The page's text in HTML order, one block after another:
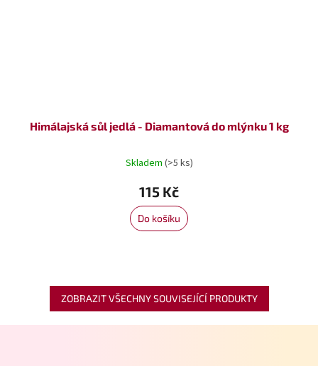
Himálajská sůl jedlá - Diamantová do mlýnku 1 kg
Skladem (>5 ks)
115 Kč
Do košíku
ZOBRAZIT VŠECHNY SOUVISEJÍCÍ PRODUKTY